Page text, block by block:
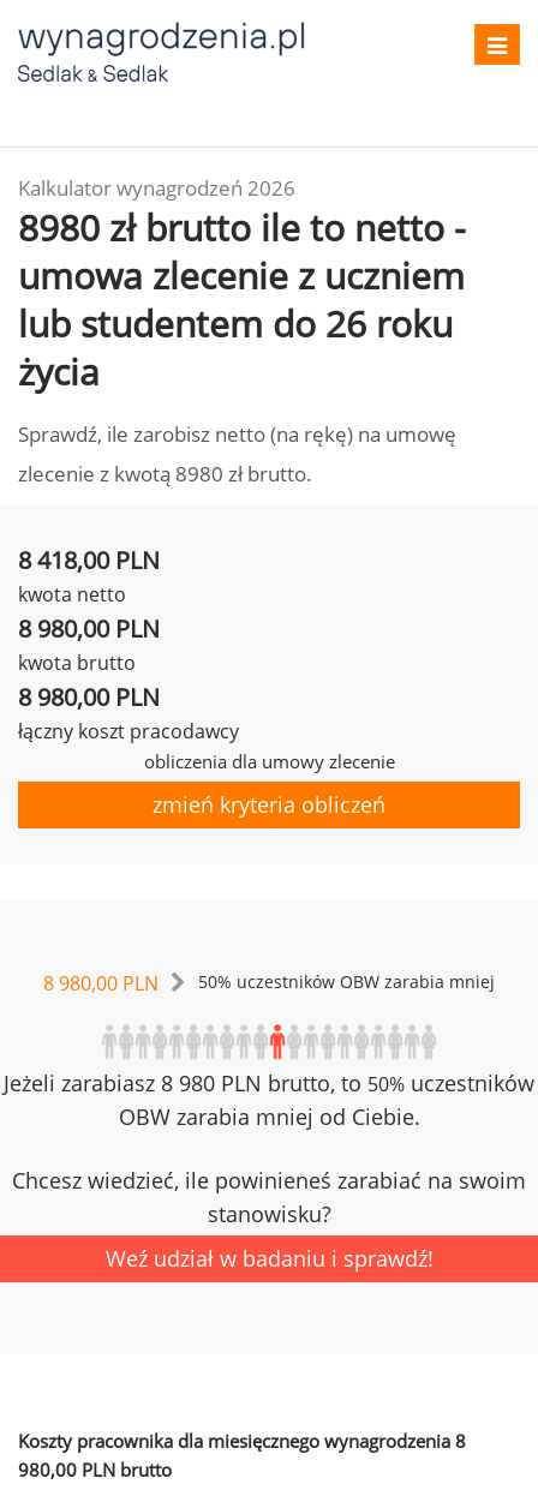
Kalkulator wynagrodzeń 2026
8980 zł brutto ile to netto -
umowa zlecenie z uczniem
lub studentem do 26 roku
życia
Sprawdź, ile zarobisz netto (na rękę) na umowę
zlecenie z kwotą 8980 zł brutto.
8 418,00 PLN
kwota netto
8 980,00 PLN
kwota brutto
8 980,00 PLN
łączny koszt pracodawcy
obliczenia dla umowy zlecenie
zmień kryteria obliczeń
8 980,00 PLN 50% uczestników OBW zarabia mniej
Jeżeli zarabiasz 8 980 PLN brutto, to 50% uczestników
OBW zarabia mniej od Ciebie.
Chcesz wiedzieć, ile powinieneś zarabiać na swoim
stanowisku?
Weź udział w badaniu i sprawdź!
Koszty pracownika dla miesięcznego wynagrodzenia 8
980,00 PLN brutto